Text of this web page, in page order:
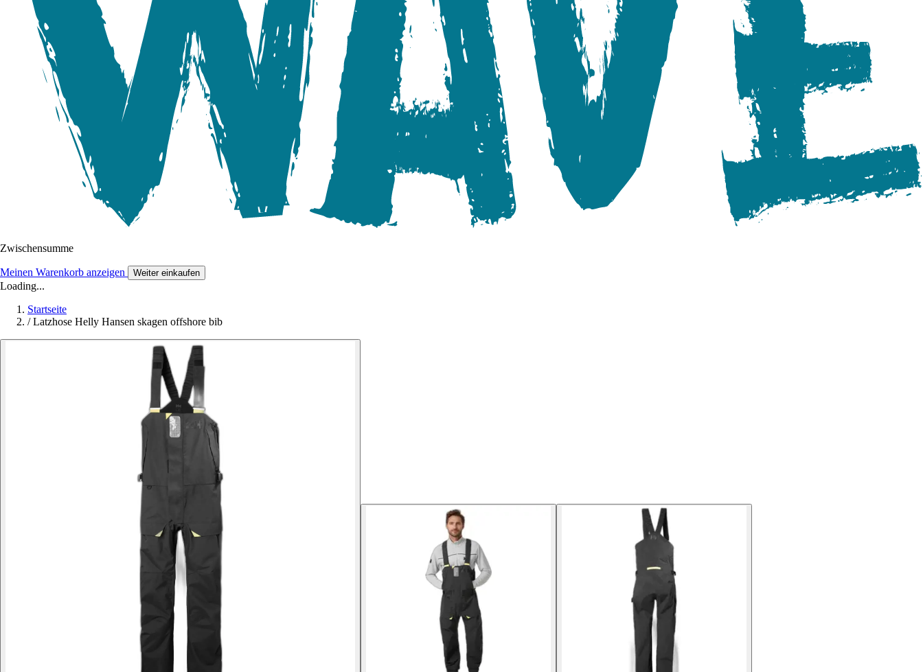
Zwischensumme
Meinen Warenkorb anzeigen Weiter einkaufen
Loading...
Startseite
/ Latzhose Helly Hansen skagen offshore bib